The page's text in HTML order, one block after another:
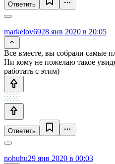
Ответить
markelov6928 янв 2020 в 20:05
Все вместе, вы собрали самые
Ни кому не пожелаю такое
работать с этим)
Ответить
nohuhu29 янв 2020 в 00:03